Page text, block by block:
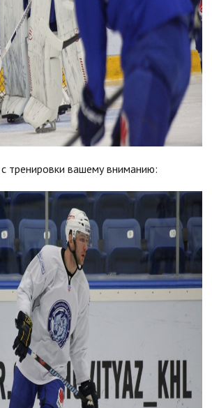
тренировки вашему вниманию: